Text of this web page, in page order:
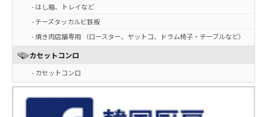
- はし箱、トレイなど
- チーズタッカルビ鉄板
- 焼き肉店舗専用 （ロースター、ヤットコ、ドラム椅子・テーブルなど）
カセットコンロ
- カセットコンロ